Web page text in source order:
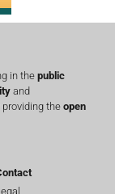
in the public
and
the open